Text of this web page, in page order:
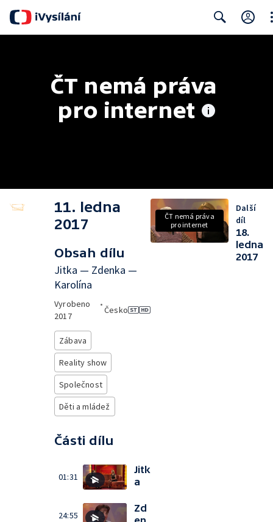
ČT nemá práva
pro internet
11. ledna
2017
Obsah dílu
Jitka — Zdenka —
Karolína
Vyrobeno
2017
•
Česko
Zábava
Reality show
Společnost
Děti a mládež
Části dílu
01:31
Jitk
a
24:55
Zd
ČT nemá práva
pro internet
Další
díl
18.
ledna
2017